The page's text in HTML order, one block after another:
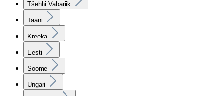
Tšehhi Vabariik
Taani
Kreeka
Eesti
Soome
Ungari